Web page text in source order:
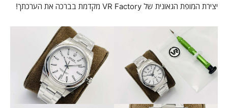
יצירת המופת הגאונית של VR Factory מקדמת בברכה את הערכתך!